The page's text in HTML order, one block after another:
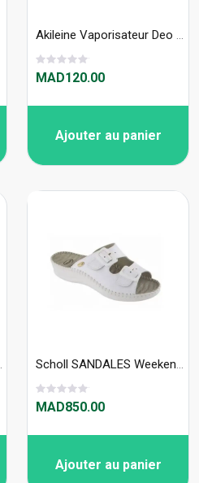
Akileine Vaporisateur Deo 100Ml
MAD120.00
Ajouter au panier
Micellaire Scholl SANDALES Weekend - S29301
MAD850.00
Ajouter au panier